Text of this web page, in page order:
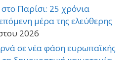
Παρίσι: 25 χρόνια
μέρα της ελεύθερης
2026
σε νέα φάση ευρωπαϊκής